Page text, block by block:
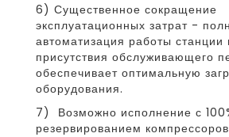
6) Существенное сокращение
эксплуатационных затрат -
автоматизация работы станции
присутствия обслуживающего
обеспечивает оптимальную
оборудования.
7) Возможно исполнение с
резервированием